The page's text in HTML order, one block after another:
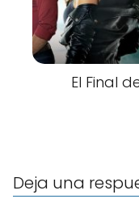
El Final
Deja una